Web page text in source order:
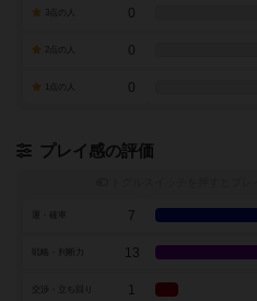
0
0
0
プレイ感の評価
7
13
交渉・立ち回り 1